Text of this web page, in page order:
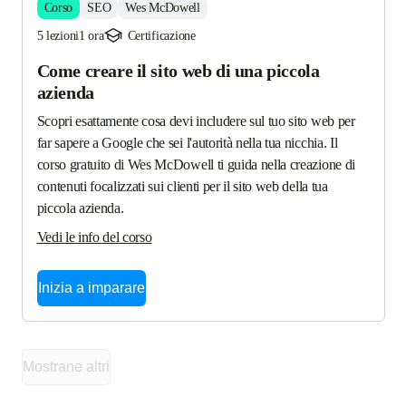
Corso SEO Wes McDowell
5 lezioni1 ora Certificazione
Come creare il sito web di una piccola
azienda
Scopri esattamente cosa devi includere sul tuo sito web per
far sapere a Google che sei l'autorità nella tua nicchia. Il
corso gratuito di Wes McDowell ti guida nella creazione di
contenuti focalizzati sui clienti per il sito web della tua
piccola azienda.
Vedi le info del corso
Inizia a imparare
Mostrane altri